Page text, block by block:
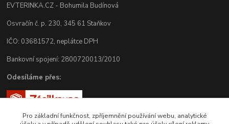
EVTERINKA.CZ - Bohumila Budínová
Osvračín č. p. 230, 345 61 Staňkov
IČO: 03681572, neplátce DPH
Bankovní spojení: 2800720013/2010
Odesíláme přes:
Pro základní funkčnost, zpříjemnění používání webu, analytické